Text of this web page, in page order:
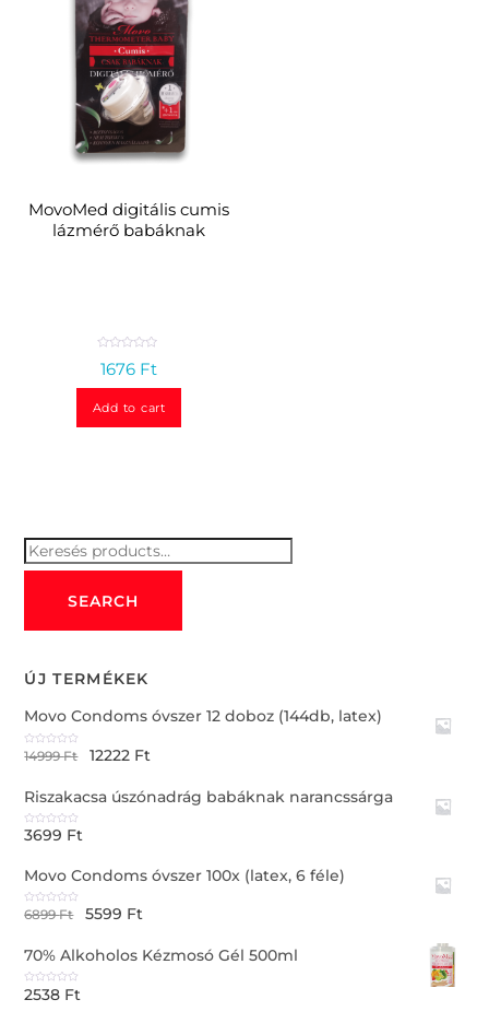
MovoMed digitális cumis
lázmérő babáknak
e
d
0
1676 Ft
Add to cart
Keresés
for:
SEARCH
ÚJ TERMÉKEK
Movo Condoms óvszer 12 doboz (144db, latex)
R
a
d
0
o
u
t
o
14999Ft 12222 Ft
Riszakacsa úszónadrág babáknak narancssárga
R
a
d
0
o
u
t
o
3699 Ft
Movo Condoms óvszer 100x (latex, 6 féle)
R
a
d
0
o
u
t
o
6899Ft 5599 Ft
70% Alkoholos Kézmosó Gél 500ml
R
a2538 Ft